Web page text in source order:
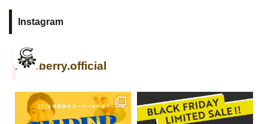
Instagram
cuseberry.official